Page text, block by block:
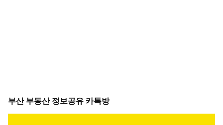
부산 부동산 정보공유 카톡방